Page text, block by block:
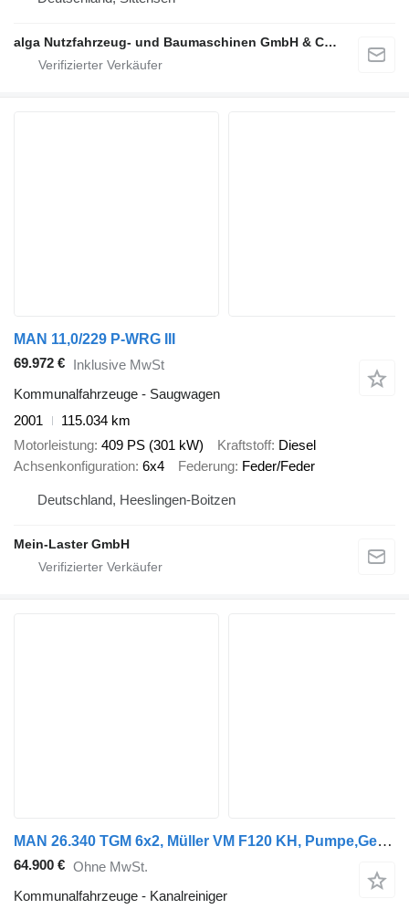
alga Nutzfahrzeug- und Baumaschinen GmbH & Co. KG
MAN 11,0/229 P-WRG III
69.972 € Inklusive MwSt
Kommunalfahrzeuge - Saugwagen
2001
115.034 km
Motorleistung 409 PS (301 kW) Kraftstoff Diesel
Achsenkonfiguration 6x4 Federung Feder/Feder
Deutschland, Heeslingen-Boitzen
Mein-Laster GmbH
MAN 26.340 TGM 6x2, Müller VM F120 KH, Pumpe,Gelenkt
64.900 € Ohne MwSt.
Kommunalfahrzeuge - Kanalreiniger